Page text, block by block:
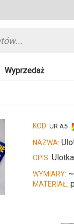
Wyprzedaż
KOD: UR A5
NAZWA:
OPIS:
WYMIARY:
MATERIAŁ: